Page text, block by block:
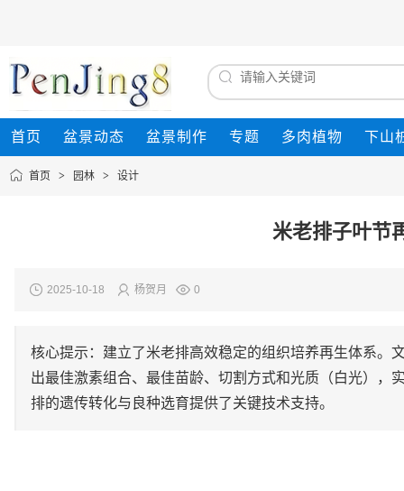
首页 盆景动态 盆景制作 专题 多肉植物 下山
首页 > 园林 > 设计
米老排子叶节
2025-10-18 杨贺月 0
核心提示：建立了米老排高效稳定的组织培养再生体系。
出最佳激素组合、最佳苗龄、切割方式和光质（白光），
排的遗传转化与良种选育提供了关键技术支持。